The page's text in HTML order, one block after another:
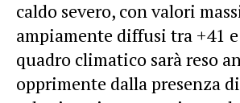
caldo severo, con valori
ampiamente diffusi tra +41
quadro climatico sarà reso
opprimente dalla presenza